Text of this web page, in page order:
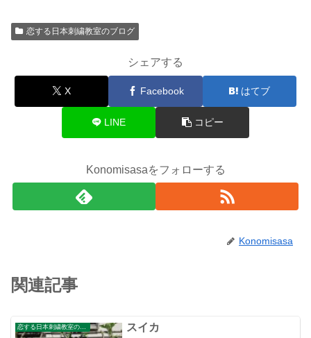
恋する日本刺繍教室のブログ
シェアする
X Facebook はてブ
LINE コピー
Konomisasaをフォローする
Konomisasa
関連記事
恋する日本刺繍教室のブログ スイカ